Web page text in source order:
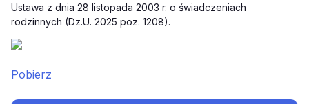
Ustawa z dnia 28 listopada 2003 r. o świadczeniach
rodzinnych (Dz.U. 2025 poz. 1208).
Pobierz